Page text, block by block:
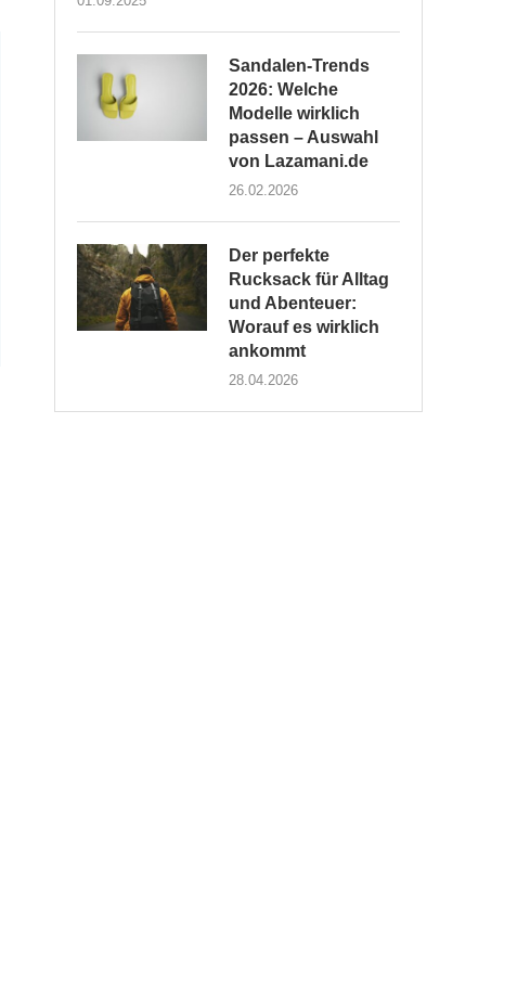
Sandalen-Trends
2026: Welche
Modelle wirklich
passen – Auswahl
von Lazamani.de
26.02.2026
Der perfekte
Rucksack für Alltag
und Abenteuer:
Worauf es wirklich
ankommt
28.04.2026